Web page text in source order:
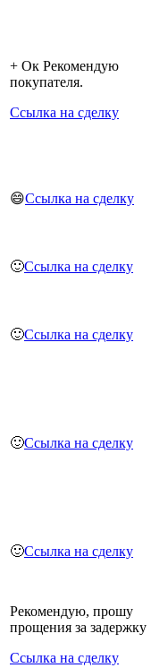
+ Ок Рекомендую
покупателя.
Ссылка на сделку
😄Ссылка на сделку
🙂Ссылка на сделку
🙂Ссылка на сделку
🙂Ссылка на сделку
🙂Ссылка на сделку
Рекомендую, прошу
прощения за задержку
Ссылка на сделку